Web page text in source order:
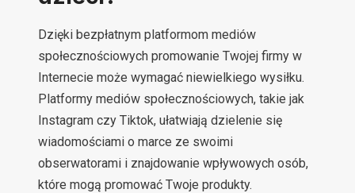
Dzięki bezpłatnym platformom mediów
społecznościowych promowanie Twojej firmy w
Internecie może wymagać niewielkiego wysiłku.
Platformy mediów społecznościowych, takie jak
Instagram czy Tiktok, ułatwiają dzielenie się
wiadomościami o marce ze swoimi
obserwatorami i znajdowanie wpływowych osób,
które mogą promować Twoje produkty.